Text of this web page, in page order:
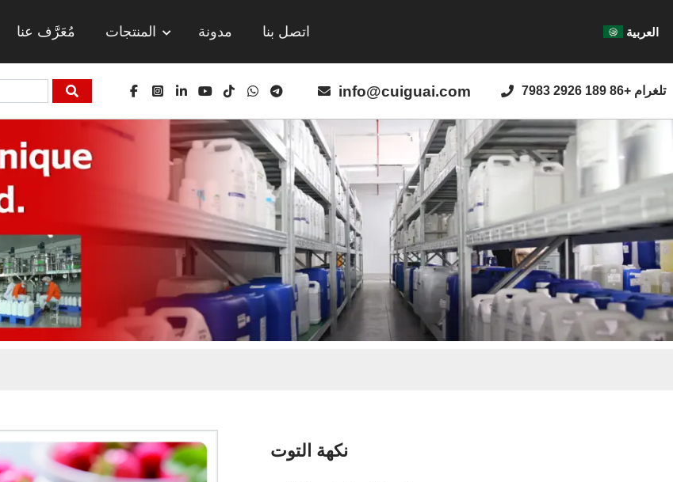
مُعَرَّف عنا المنتجات مدونة اتصل بنا العربية
info@cuiguai.com تلغرام +86 189 2926 7983
نكهة التوت